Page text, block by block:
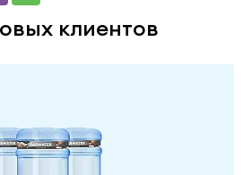
клиентов